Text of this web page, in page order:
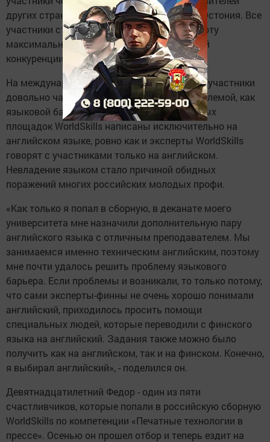
других стран кроме меня приехала только Эстония. Все
участники стараются выполнять свою работу
максимально качественно и быстро, особой
конкуренции на площадке не чувствуется».
На международных площадках российские участники
довольно часто сталкиваются с такой проблемой, как
языковой барьер. Все задания национальных
площадок WorldSkills написаны исключительно на
английском языке, ровно как и эксперты WorldSkills
говорят с участниками только на английском.
Невладение языком стало причиной обидных
поражений многих российских молодых профи.
«Как только я попал в сборную, в деканате моего
университета мне назначили дополнительную пару
английского языка с отличным преподавателем. Мы
занимаемся именно техническим английским, поэтому
мне почти удалось решить проблему языкового
барьера. Если проблемы и возникали, то только потому,
что сами эксперты-финны не очень хорошо понимали
английский, приходилось просить помощи
специальных людей, которые переводили с финского
языка на английский. Задания также можно было
получить как на английском, так и на финском. Конечно,
я выбирал английский», - поделился он.
Девятнадцатилетний Федор - один из пяти
счастливчиков, которые попали в российскую сборную
WorldSkills по компетенции «Печатные технологии в
прессе». Осенью он прошел отбор и теперь ездит на